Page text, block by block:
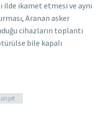
ilde ikamet etmesi ve aynı
Aranan asker
cihazların toplantı
bile kapalı